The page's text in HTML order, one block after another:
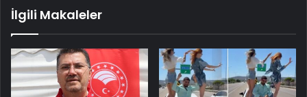
İlgili Makaleler